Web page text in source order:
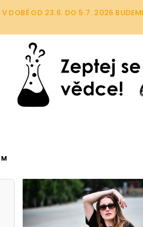
DOBĚ OD 23.6. DO 5.7. 2026